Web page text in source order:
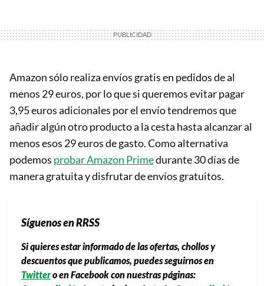
Amazon sólo realiza envíos gratis en pedidos de al
menos 29 euros, por lo que si queremos evitar pagar
3,95 euros adicionales por el envío tendremos que
añadir algún otro producto a la cesta hasta alcanzar al
menos esos 29 euros de gasto. Como alternativa
podemos probar Amazon Primedurante 30 días de
manera gratuita y disfrutar de envíos gratuitos.
Síguenos en RRSS
Si quieres estar informado de las ofertas, chollos y
descuentos que publicamos, puedes seguirnos en
Twittero en Facebook con nuestras páginas: